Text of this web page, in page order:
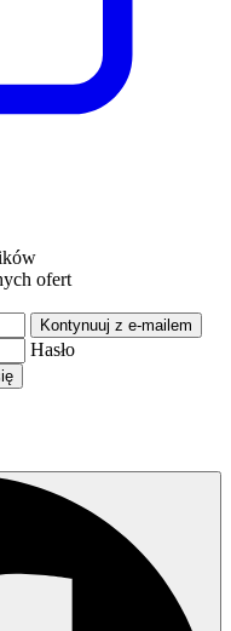
ofert
Kontynuuj z e-mailem
Hasło